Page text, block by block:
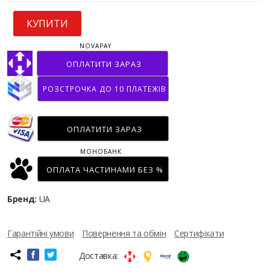
КУПИТИ
ОПЛАТИТИ ЗАРАЗ
NOVAPAY
РОЗСТРОЧКА ДО 10 ПЛАТЕЖІВ
ОПЛАТИТИ ЗАРАЗ
ОПЛАТА ЧАСТИНАМИ БЕЗ %
МОНОБАНК
Бренд: UA
Гарантійні умови Повернення та обмін
Сертифікати
Доставка: